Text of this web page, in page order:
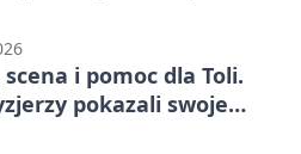
i pomoc dla Toli.
pokazali swoje